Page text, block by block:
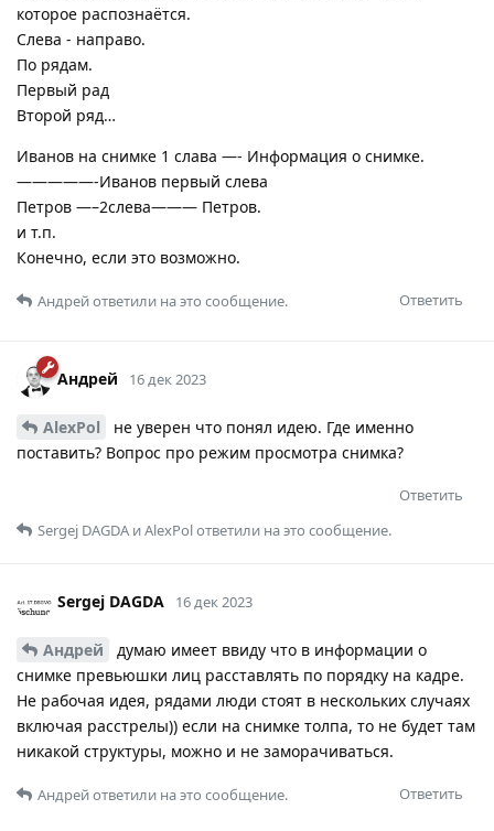
которое распознаётся.
Слева - направо.
По рядам.
Первый рад
Второй ряд…
Иванов на снимке 1 слава —- Информация о снимке.
—————-Иванов первый слева
Петров —–2слева——— Петров.
и т.п.
Конечно, если это возможно.
Ответить
Андрейответили на это сообщение.
Андрей 16 дек 2023
AlexPol
не уверен что понял идею. Где именно
поставить? Вопрос про режим просмотра снимка?
Ответить
Sergej DAGDA иAlexPolответили на это сообщение.
Sergej DAGDA 16 дек 2023
Андрей
думаю имеет ввиду что в информации о
снимке превьюшки лиц расставлять по порядку на кадре.
Не рабочая идея, рядами люди стоят в нескольких случаях
включая расстрелы)) если на снимке толпа, то не будет там
никакой структуры, можно и не заморачиваться.
Ответить
Андрейответили на это сообщение.